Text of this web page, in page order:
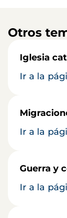
Otros
Iglesia
Ir a la
Ir a la
Guerra y
Ir a la